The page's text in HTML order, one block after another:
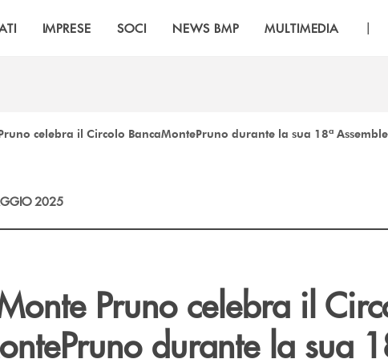
IMPRESE SOCI NEWS BMP MULTIMEDIA |
celebra il Circolo BancaMontePruno durante la sua 18ª
2025
Pruno celebra il
durante la sua